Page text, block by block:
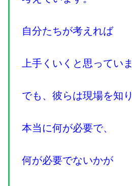
自分たちが考えれば
上手くいくと思っていま
でも、彼らは現場を知
本当に何が必要で、
何が必要でないかが